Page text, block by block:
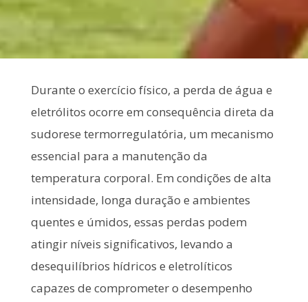
Durante o exercício físico, a perda de água e
eletrólitos ocorre em consequência direta da
sudorese termorregulatória, um mecanismo
essencial para a manutenção da
temperatura corporal. Em condições de alta
intensidade, longa duração e ambientes
quentes e úmidos, essas perdas podem
atingir níveis significativos, levando a
desequilíbrios hídricos e eletrolíticos
capazes de comprometer o desempenho